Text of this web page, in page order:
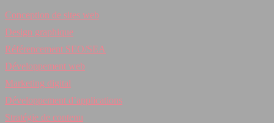
Conception de sites web
Design graphique
Référencement SEO/SEA
Développement web
Marketing digital
Développement d’applications
Stratégie de contenu